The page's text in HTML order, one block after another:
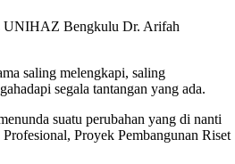
UNIHAZ Bengkulu Dr. Arifah
saling melengkapi, saling
segala tantangan yang ada.
suatu perubahan yang di nanti
Proyek Pembangunan Riset